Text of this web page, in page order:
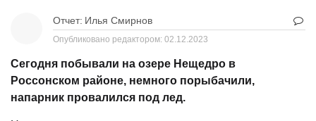
Отчет: Илья Смирнов
Опубликовано редактором: 02.12.2023
Сегодня побывали на озере Нещедро в
Россонском районе, немного порыбачили,
напарник провалился под лед.